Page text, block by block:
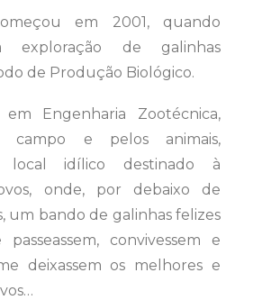
em 2001, quando
exploração de galinhas
de Produção Biológico.
Engenharia Zootécnica,
campo e pelos animais,
local idílico destinado à
onde, por debaixo de
um bando de galinhas felizes
convivessem e
deixassem os melhores e